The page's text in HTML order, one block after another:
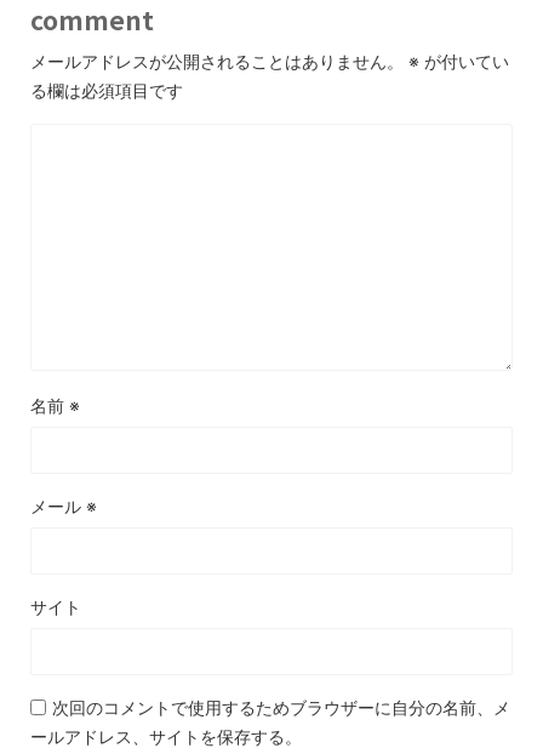
comment
メールアドレスが公開されることはありません。 ※ が付いてい
る欄は必須項目です
名前 ※
メール ※
サイト
次回のコメントで使用するためブラウザーに自分の名前、メ
ールアドレス、サイトを保存する。